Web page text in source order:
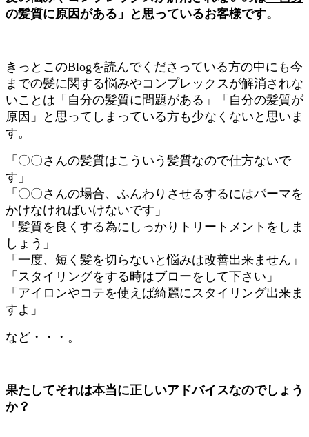
の髪質に原因がある」
と思っているお客様です。
きっとこのBlogを読んでくださっている方の中にも今
までの髪に関する悩みやコンプレックスが解消されな
いことは「自分の髪質に問題がある」「自分の髪質が
原因」と思ってしまっている方も少なくないと思いま
す。
「〇〇さんの髪質はこういう髪質なので仕方ないで
す」
「〇〇さんの場合、ふんわりさせるするにはパーマを
かけなければいけないです」
「髪質を良くする為にしっかりトリートメントをしま
しょう」
「一度、短く髪を切らないと悩みは改善出来ません」
「スタイリングをする時はブローをして下さい」
「アイロンやコテを使えば綺麗にスタイリング出来ま
すよ」
など・・・。
果たしてそれは本当に正しいアドバイスなのでしょう
か？